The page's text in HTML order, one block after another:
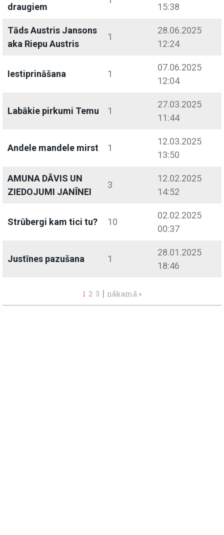
draugiem 15:38
Tāds Austris Jansons
aka Riepu Austris
1
28.06.2025
12:24
Iestiprināšana 1
07.06.2025
12:04
Labākie pirkumi Temu 1
27.03.2025
11:44
Andele mandele mirst 1
12.03.2025
13:50
AMUNA DĀVIS UN
ZIEDOJUMI JANĪNEI
3
12.02.2025
14:52
Strūbergi kam tici tu? 10
02.02.2025
00:37
Justīnes pazušana 1
28.01.2025
18:46
1 2 3 | nākamā »